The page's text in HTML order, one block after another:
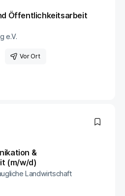
Öffentlichkeitsarbeit
e.V.
Vor Ort
&
(m​/w​/d)
Landwirtschaft